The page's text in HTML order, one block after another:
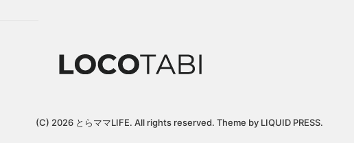
(C) 2026 とらママLIFE. All rights reserved. Theme by LIQUID PRESS.